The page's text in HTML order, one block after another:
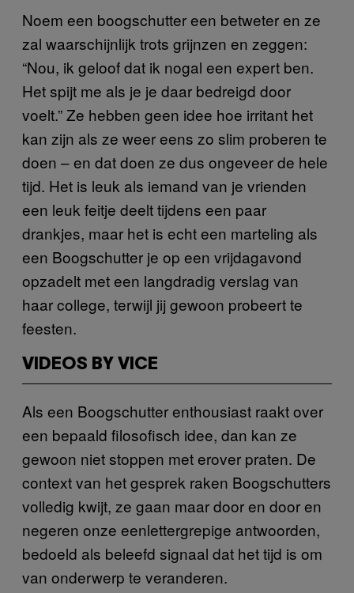
Noem een boogschutter een betweter en ze
zal waarschijnlijk trots grijnzen en zeggen:
“Nou, ik geloof dat ik nogal een expert ben.
Het spijt me als je je daar bedreigd door
voelt.” Ze hebben geen idee hoe irritant het
kan zijn als ze weer eens zo slim proberen te
doen – en dat doen ze dus ongeveer de hele
tijd. Het is leuk als iemand van je vrienden
een leuk feitje deelt tijdens een paar
drankjes, maar het is echt een marteling als
een Boogschutter je op een vrijdagavond
opzadelt met een langdradig verslag van
haar college, terwijl jij gewoon probeert te
feesten.
VIDEOS BY VICE
Als een Boogschutter enthousiast raakt over
een bepaald filosofisch idee, dan kan ze
gewoon niet stoppen met erover praten. De
context van het gesprek raken Boogschutters
volledig kwijt, ze gaan maar door en door en
negeren onze eenlettergrepige antwoorden,
bedoeld als beleefd signaal dat het tijd is om
van onderwerp te veranderen.